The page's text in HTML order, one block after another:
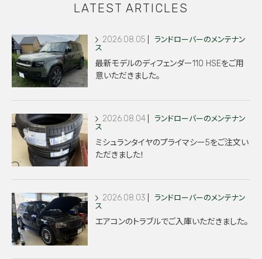
LATEST ARTICLES
2026.08.05
ランドローバーのメンテナン
ス
最新モデルのディフェンダー110 HSEをご用
意いただきました。
2026.08.04
ランドローバーのメンテナン
ス
ミシュランタイヤのプライマシー5をご注文い
ただきました！
2026.08.03
ランドローバーのメンテナン
ス
エアコンのトラブルでご入庫いただきました。